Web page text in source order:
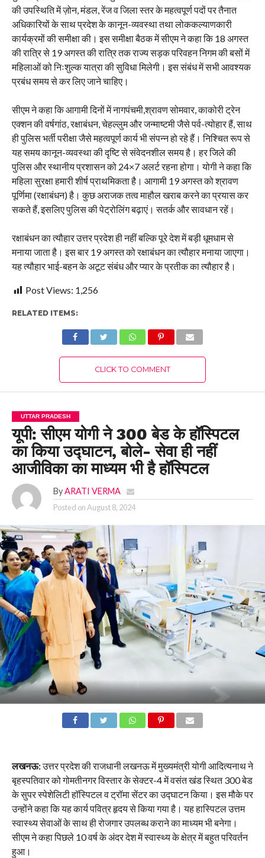
की उपस्थिति में ज़ोन, मंडल, रेंज व जिला स्तर के महत्वपूर्ण पदों पर तैनात
अधिकारियों के साथ प्रदेश के कानून-व्यवस्था तथा लोककल्याणकारी
कार्यक्रमों की समीक्षा की। इस समीक्षा बैठक में सीएम ने कहा कि 18 अगस्त
की रात्रि से 19 अगस्त की रात्रि तक राज्य सड़क परिवहन निगम की बसों में
महिलाओं को निःशुल्क यात्रा की सुविधा मिलेगी। इस संबंध में सभी आवश्यक
प्रबंध समय से कर लिए जाने चाहिए।
सीएम ने कहा कि आगामी दिनों में नागपंचमी,श्रावण सोमवार, काकोरी ट्रेन
एक्शन की वर्षगांठ, रक्षाबंधन, चेहल्लुम और जन्माष्टमी जैसे पर्व-त्योहार हैं, साथ
ही पुलिस भर्ती परीक्षा जैसे महत्वपूर्ण कार्य भी संपन्न हो रहे हैं। निश्चित रूप से
यह समय कानून-व्यवस्था की दृष्टि से संवेदनशील समय है। हर जिले की
पुलिस और स्थानीय प्रशासन को 24×7 अलर्ट रहना होगा। योगी ने कहा कि
महिला सुरक्षा हमारी शीर्ष प्राथमिकता है। आगामी 19 अगस्त को श्रावण
पूर्णिमा (रक्षाबंधन) है। कुछ अराजक तत्व माहौल खराब करने का प्रयास कर
सकते हैं, इसलिए पुलिस की पेट्रोलिंग बढ़ाएं। सतर्क और सावधान रहें।
रक्षाबंधन का त्यौहार उत्तर प्रदेश ही नहीं बल्कि पूरे देश में बड़ी धूमधाम से
मनाया जाता है। इस बार 19 अगस्त को रक्षाबंधन का त्यौहार मनाया जाएगा।
यह त्यौहार भाई-बहन के अटूट संबंध और प्यार के प्रतीक का त्यौहार है।
Post Views: 1,256
RELATED ITEMS:
CLICK TO COMMENT
UTTAR PRADESH
यूपी: सीएम योगी ने 300 बेड के हॉस्पिटल
का किया उद्घाटन, बोले- सेवा ही नहीं
आजीविका का माध्यम भी है हॉस्पिटल
By ARATI VERMA
Posted onAugust 8, 2024
लखनऊ:उत्तर प्रदेश की राजधानी लखनऊ में मुख्यमंत्री योगी आदित्यनाथ ने
बृहस्पतिवार को गोमतीनगर विस्तार के सेक्टर-4 में वसंत खंड स्थित 300 बेड
के सुपर स्पेशेलिटी हॉस्पिटल व ट्रॉमा सेंटर का उद्घाटन किया। इस मौके पर
उन्होंने कहा कि यह कार्य पवित्र हृदय से किया गया है। यह हास्पिटल उत्तम
स्वास्थ्य सेवाओं के साथ ही रोजगार उपलब्ध कराने का माध्यम भी बनेगा।
सीएम ने कहा पिछले 10 वर्ष के अंदर देश में स्वास्थ्य के क्षेत्र में बहुत परिवर्तन
हुआ।